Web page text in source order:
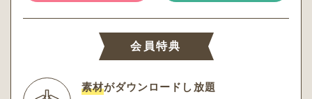
会員特典
素材がダウンロードし放題